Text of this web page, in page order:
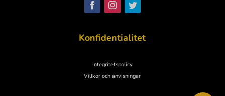
Konfidentialitet
Integritetspolicy
Villkor och anvisningar